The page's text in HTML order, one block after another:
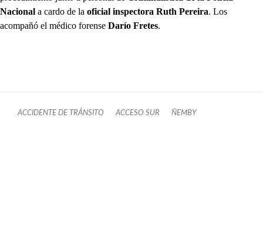
Nacional a cardo de la oficial inspectora Ruth Pereira. Los
acompañó el médico forense Darío Fretes.
ACCIDENTE DE TRÁNSITO ACCESO SUR ÑEMBY